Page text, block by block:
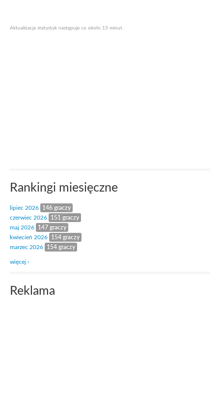
Aktualizacja statystyk następuje co około 15 minut.
Rankingi miesięczne
lipiec 2026
146 graczy
czerwiec 2026
151 graczy
maj 2026
147 graczy
kwiecień 2026
154 graczy
marzec 2026
154 graczy
więcej ›
Reklama